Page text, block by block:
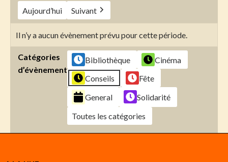
Aujourd’hui Suivant
Il n’y a aucun évènement prévu pour cette période.
Catégories
d’évènement
Bibliothèque
Cinéma
Conseils
Fête
General
Solidarité
Toutes les catégories
Créer